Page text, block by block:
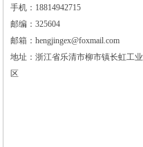
手机：18814942715
邮编：325604
邮箱：hengjingex@foxmail.com
地址：浙江省乐清市柳市镇长虹工业
区